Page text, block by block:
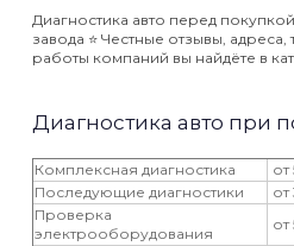
Диагностика авто перед
завода ⭐️ Честные отзывы,
работы компаний вы найдёте в
Диагностика авто при
Комплексная диагностика
от
Последующие диагностики
от
Проверка
электрооборудования
от